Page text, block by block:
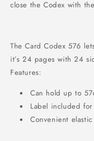
close the Codex with
The Card Codex 576
it’s 24 pages with 24
Features:
Can hold up to
Label included
Convenient